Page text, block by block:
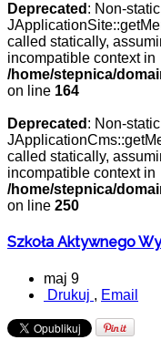
Deprecated : Non-
called statically,
incompatible context in
/home/stepnica/
on line 164
Deprecated : Non-
called statically,
incompatible context in
/home/stepnica/
on line 250
Szkoła Aktywnego
maj 9
Drukuj , Email